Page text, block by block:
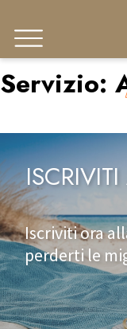
Servizio:
Iscriviti ora
perderti le